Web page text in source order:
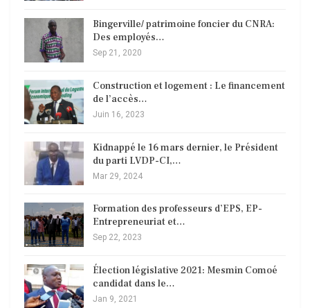
Bingerville/ patrimoine foncier du CNRA:
Des employés…
Sep 21, 2020
Construction et logement : Le financement
de l’accès…
Juin 16, 2023
Kidnappé le 16 mars dernier, le Président
du parti LVDP-CI,…
Mar 29, 2024
Formation des professeurs d’EPS, EP-
Entrepreneuriat et…
Sep 22, 2023
Élection législative 2021: Mesmin Comoé
candidat dans le…
Jan 9, 2021